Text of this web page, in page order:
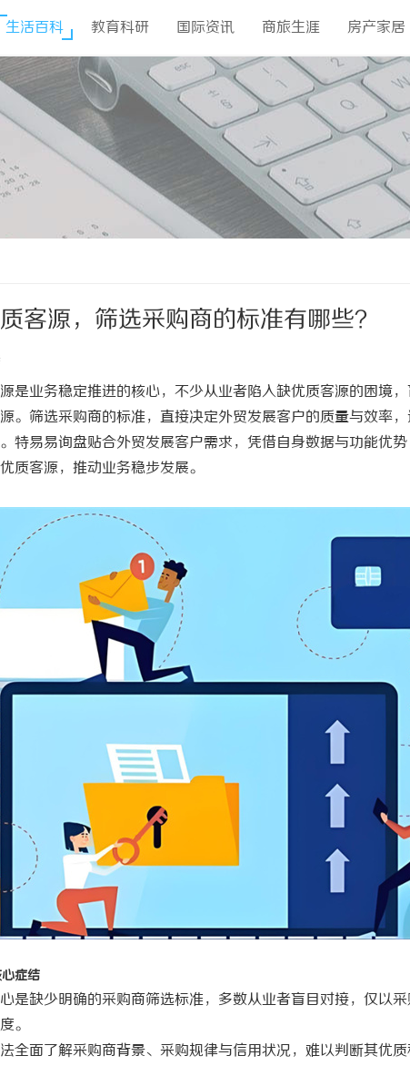
生活百科 教育科研 国际资讯 商旅生涯 房产家居
客源，筛选采购商的标准有哪些？
是业务稳定推进的核心，不少从业者陷入缺优质客源的困境
。筛选采购商的标准，直接决定外贸发展客户的质量与效率
特易易询盘贴合外贸发展客户需求，凭借自身数据与功能优
质客源，推动业务稳步发展。
症结
是缺少明确的采购商筛选标准，多数从业者盲目对接，仅以
。
全面了解采购商背景、采购规律与信用状况，难以判断其优
探秘丫丫影院：免费高清电影体验的首选平台 温婉灵动，
唇，才是你
气质加分项